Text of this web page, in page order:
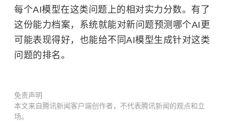
每个AI模型在这类问题上的相对实力分数。有了
这份能力档案，系统就能对新问题预测哪个AI更
可能表现得好，也能给不同AI模型生成针对这类
问题的排名。
免责声明
本文来自腾讯新闻客户端创作者，不代表腾讯新闻的观点和立
场。